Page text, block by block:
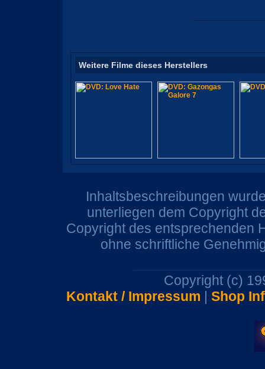
Weitere Filme dieses Herstellers
Inhaltsbeschreibungen
unterliegen dem Copyright
Copyright des entsprechenden
ohne schriftliche
Copyright (c)
Kontakt / Impressum | Shop